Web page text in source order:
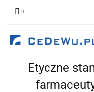
Etyczne